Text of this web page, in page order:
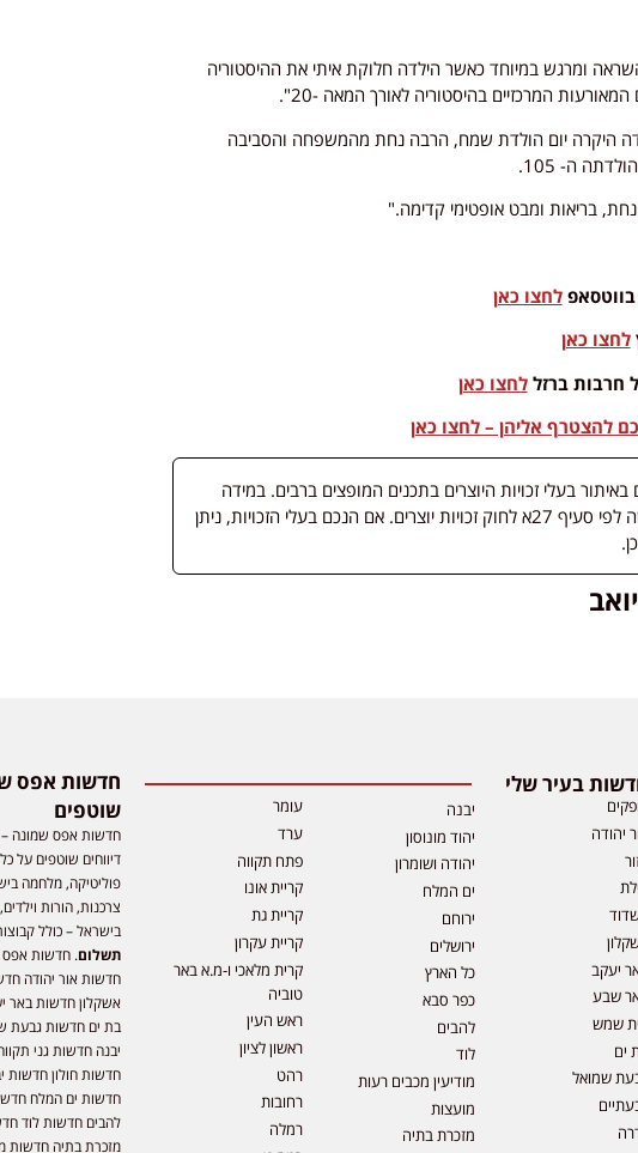
ומרגש במיוחד כאשר הילדה חלוקת איתי את ההיסטוריה
המרכזיים בהיסטוריה לאורך המאה -20".
היקרה יום הולדת שמח, הרבה נחת מהמשפחה והסביבה
ה- 105.
בריאות ומבט אופטימי קדימה."
בווטסאפלחצו כאן
לחצו כאן
חרבות ברזללחצו כאן
להצטרף אליהן – לחצו כאן
בעלי זכויות היוצרים בתכנים המופצים ברבים. במידה
ופורסמה מדיה שבעליה אינו ידוע, השימוש נעשה לפי סעיף 27א לחוק זכויות יוצרים. אם הנכם בעלי הזכויות, ניתן
בעיר שלי
יהודה
יעקב
שבע
שמש
ים
שמואל
יבנה
יהוד מונוסון
יהודה ושומרון
ים המלח
ירוחם
ירושלים
כל הארץ
כפר סבא
להבים
לוד
מודיעין מכבים רעות
מועצות
מזכרת בתיה
עומר
ערד
פתח תקווה
קריית אונו
קריית גת
קריית עקרון
קרית מלאכי ו-מ.א באר
טוביה
ראש העין
ראשון לציון
רהט
רחובות
רמלה
שוטפים
חדשות אפס שמונה –
דיווחים שוטפים על
פוליטיקה, מלחמה
צרכנות, הורות
בישראל – כולל
תשלום. חדשות אפס
חדשות אור יהודה
אשקלון חדשות
בת ים חדשות גבעת
יבנה חדשות גני
חדשות חולון חדשות
חדשות ים המלח
להבים חדשות לוד
מזכרת בתיה חדשות